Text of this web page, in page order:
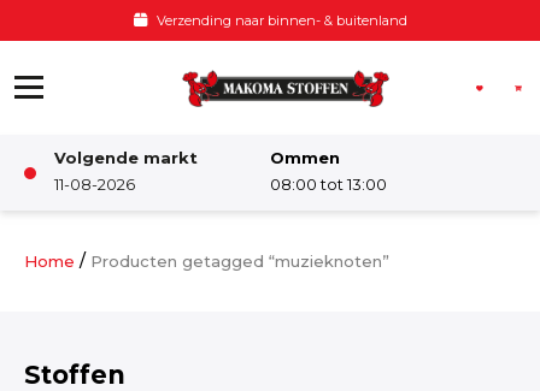
Verzending naar binnen- & buitenland
Volgende markt
11-08-2026
Ommen
08:00 tot 13:00
Damesstoffen
Home / Producten getagged “muzieknoten”
Stoffen